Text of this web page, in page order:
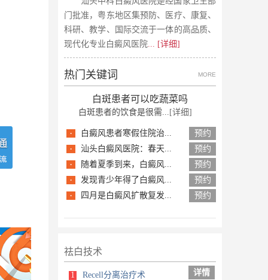
门批准，粤东地区集预防、医疗、康复、
科研、教学、国际交流于一体的高品质、
现代化专业白癜风医院... [详细]
热门关键词 MORE
白斑患者可以吃蔬菜吗
白斑患者的饮食是很需... [详细]
· 白癜风患者寒假住院治... 预约
· 汕头白癜风医院：春天... 预约
· 随着夏季到来，白癜风... 预约
· 发现青少年得了白癜风... 预约
· 四月是白癜风扩散复发... 预约
祛白技术
1 Recell分离治疗术 详情